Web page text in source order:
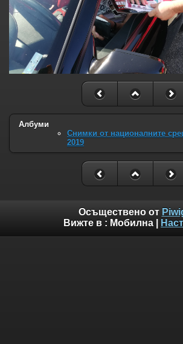
Албуми
Снимки от националните
2019
Осъществено от
Вижте в : Мобилна